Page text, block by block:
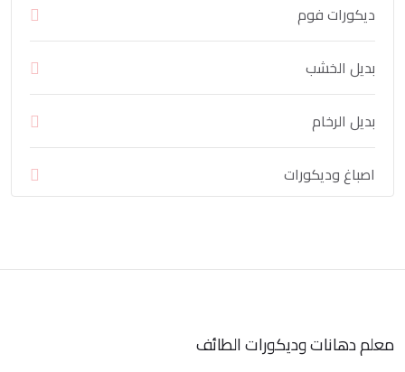
ديكورات فوم
بديل الخشب
بديل الرخام
اصباغ وديكورات
معلم دهانات وديكورات الطائف